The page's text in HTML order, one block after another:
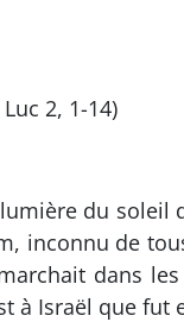
2, 1-14)
du soleil
inconnu de
dans
à Israël que